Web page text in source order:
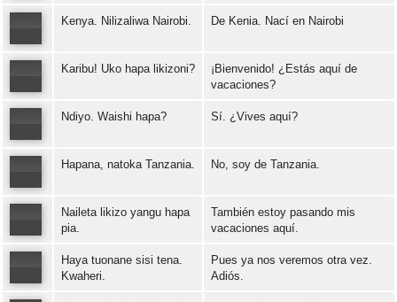
Kenya. Nilizaliwa Nairobi. De Kenia. Nací en Nairobi
Karibu! Uko hapa likizoni?
¡Bienvenido! ¿Estás aquí de
vacaciones?
Ndiyo. Waishi hapa? Sí. ¿Vives aquí?
Hapana, natoka Tanzania. No, soy de Tanzania.
Error loading: "https://www.idiomaspc.com/curso-aprender-suajili-basico/audio/3012.mp3"
Naileta likizo yangu hapa
pia.
También estoy pasando mis
vacaciones aquí.
Haya tuonane sisi tena.
Kwaheri.
Pues ya nos veremos otra vez.
Adiós.